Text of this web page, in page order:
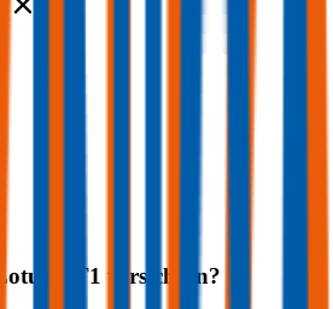
Lotus GT1 versichern?